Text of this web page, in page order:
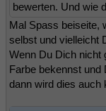
bewerten. Und wie
Mal Spass beiseite,
selbst und vielleicht
Wenn Du Dich nicht
Farbe bekennst
dann wird dies auch